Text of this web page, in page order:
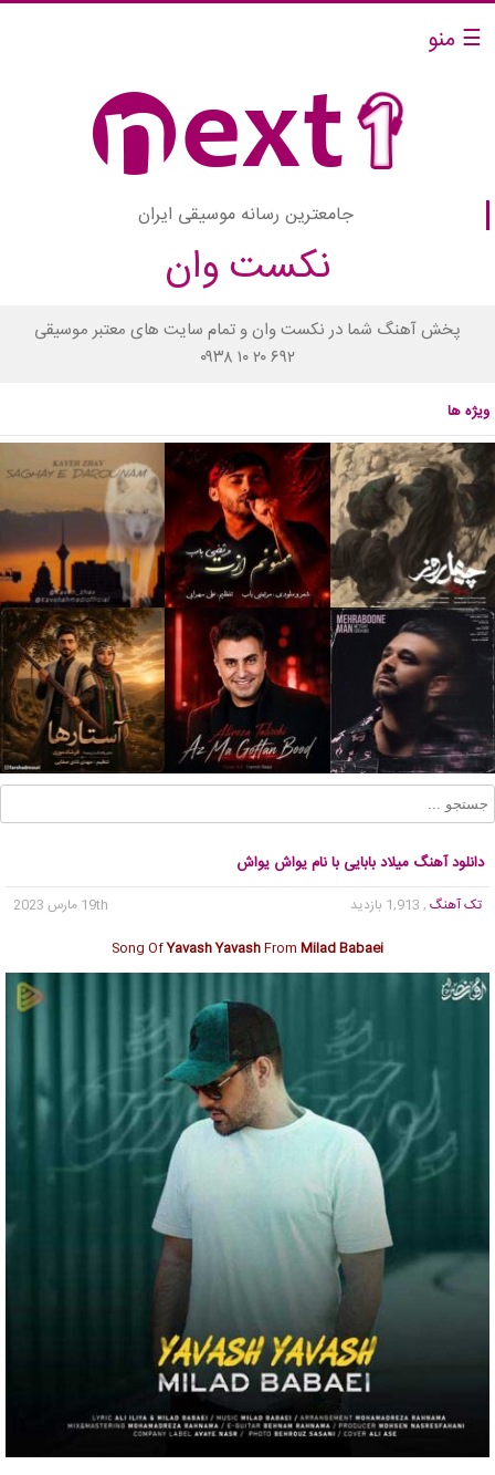
☰ منو
جامعترین رسانه موسیقی ایران
نکست وان
پخش آهنگ شما در نکست وان و تمام سایت های معتبر موسیقی
۰۹۳۸ ۱۰ ۲۰ ۶۹۲
ویژه ها
دانلود آهنگ میلاد بابایی با نام یواش یواش
تک آهنگ , 1,913 بازدید
19th مارس 2023
Song OfYavash YavashFrom Milad Babaei